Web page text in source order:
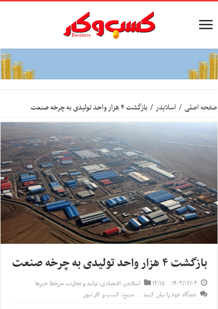
صفحه اصلی / اسلایدر / بازگشت ۴ هزار واحد تولیدی به چرخه صنعت
بازگشت ۴ هزار واحد تولیدی به چرخه صنعت
۱۴۰۳/۰۲/۰۴ ۱۲:۱۵ اسلایدر,اقتصادی,تولید و تجارت,سرخط خبرها
دیدگاه خود را بیان کنید
منبع: کسب و کار نیوز